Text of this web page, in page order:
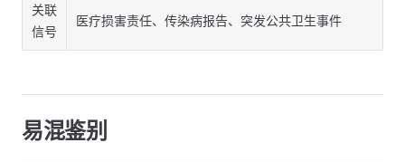
关联
信号
医疗损害责任、传染病报告、突发公共卫生事件
易混鉴别